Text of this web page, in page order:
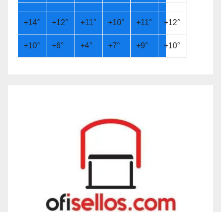
+14° +12° +11° +10° +11° +12°
+10° +6° +4° +7° +9° +10°